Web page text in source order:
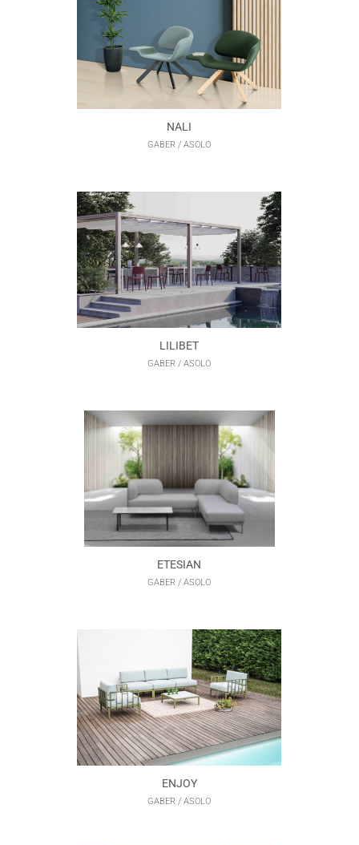
NALI
GABER / ASOLO
LILIBET
GABER / ASOLO
ETESIAN
GABER / ASOLO
ENJOY
GABER / ASOLO